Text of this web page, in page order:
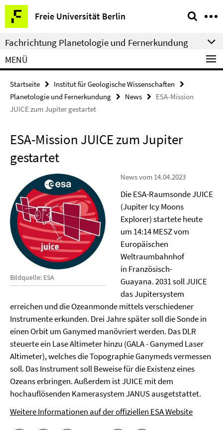
Springe
direkt
zu
Inhalt
Freie Universität Berlin
Service-
Navigation
Fachrichtung Planetologie und Fernerkundung
MENÜ
Startseite
Institut für Geologische Wissenschaften
Planetologie und Fernerkundung
News
ESA-Mission
JUICE zum Jupiter gestartet
ESA-Mission JUICE zum Jupiter
gestartet
Bildquelle: ESA
News vom 14.04.2023
Die ESA-Raumsonde JUICE
(Jupiter Icy Moons
Explorer) startete heute
um 14:14 MESZ vom
Europäischen
Weltraumbahnhof
in Französisch-
Guayana. 2031 soll JUICE
das Jupitersystem
erreichen und die Ozeanmonde mittels verschiedener
Instrumente erkunden. Drei Jahre später soll die Sonde in
einen Orbit um Ganymed manövriert werden. Das DLR
steuerte ein Lase Altimeter hinzu (GALA - Ganymed Laser
Altimeter), welches die Topographie Ganymeds vermessen
soll. Das Instrument soll Beweise für die Existenz eines
Ozeans erbringen. Außerdem ist JUICE mit dem
hochauflösenden Kamerasystem JANUS ausgetstattet.
Weitere Informationen auf der offiziellen ESA Website